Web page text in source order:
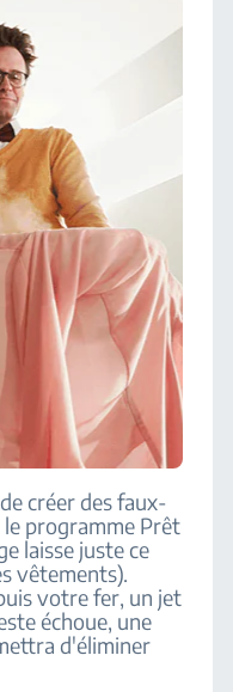
créer des faux-
programme Prêt
laisse juste ce
vêtements).
votre fer, un jet
échoue, une
d'éliminer